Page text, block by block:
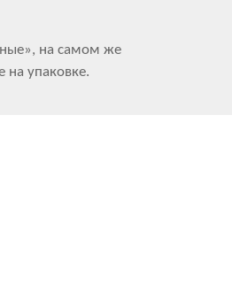
на самом же
на упаковке.